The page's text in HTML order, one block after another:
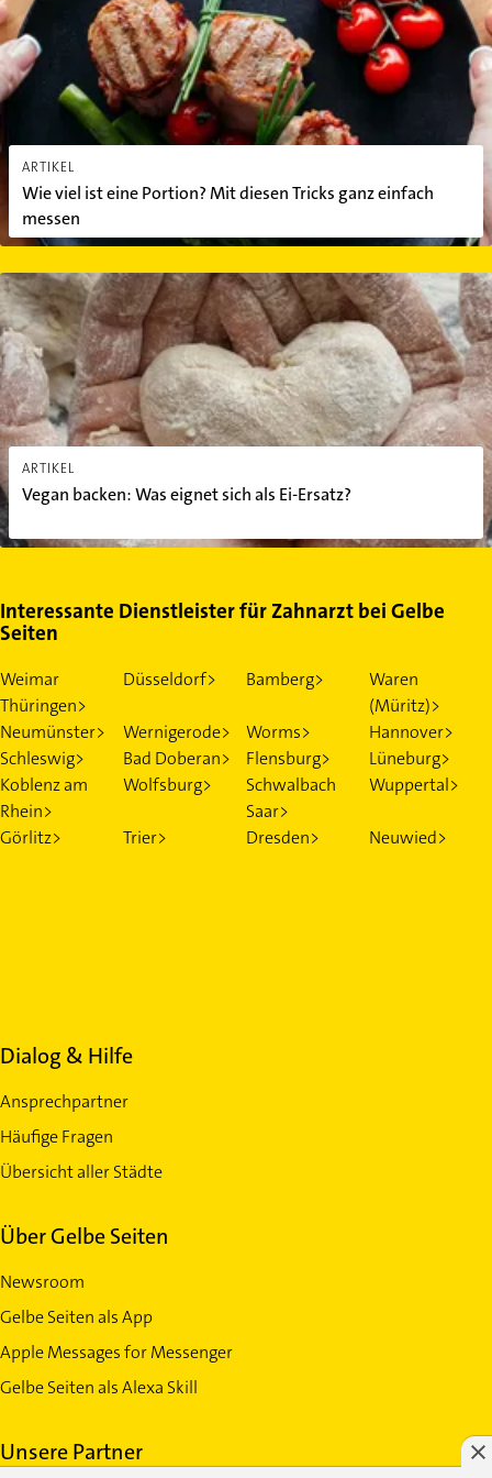
Maulbeere - eine echte Superfrucht
Spirulina Algen: Das macht Sie zu einem
echten Superfood
ARTIKEL
Wie viel ist eine Portion? Mit diesen Tricks ganz einfach
messen
ARTIKEL
Vegan backen: Was eignet sich als Ei-Ersatz?
Vegan backen: Was eignet sich als Ei-Ersatz?
Interessante Dienstleister für Zahnarzt bei Gelbe
Seiten
Weimar
Thüringen>
Düsseldorf> Bamberg>
Waren
(Müritz)>
Neumünster>
Wernigerode> Worms>
Hannover>
Schleswig>
Bad Doberan> Flensburg>
Lüneburg>
Koblenz am
Rhein>
Wolfsburg>
Schwalbach
Saar>
Wuppertal>
Görlitz> Trier> Dresden> Neuwied>
Dialog & Hilfe
Ansprechpartner
Häufige Fragen
Übersicht aller Städte
Über Gelbe Seiten
Newsroom
Gelbe Seiten als App
Apple Messages for Messenger
Gelbe Seiten als Alexa Skill
Unsere Partner